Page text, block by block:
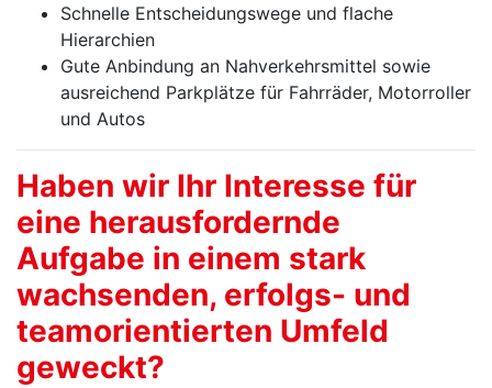
Schnelle Entscheidungswege und flache
Hierarchien
Gute Anbindung an Nahverkehrsmittel sowie
ausreichend Parkplätze für Fahrräder, Motorroller
und Autos
Haben wir Ihr Interesse für
eine herausfordernde
Aufgabe in einem stark
wachsenden, erfolgs- und
teamorientierten Umfeld
geweckt?